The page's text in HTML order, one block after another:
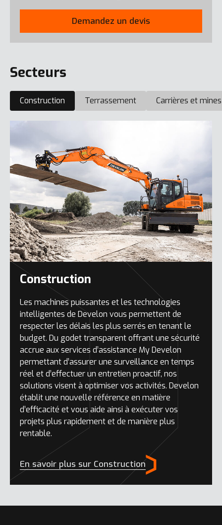
Demandez un devis
Secteurs
Construction Terrassement Carrières et mines
Construction
Les machines puissantes et les technologies
intelligentes de Develon vous permettent de
respecter les délais les plus serrés en tenant le
budget. Du godet transparent offrant une sécurité
accrue aux services d’assistance My Develon
permettant d’assurer une surveillance en temps
réel et d’effectuer un entretien proactif, nos
solutions visent à optimiser vos activités. Develon
établit une nouvelle référence en matière
d’efficacité et vous aide ainsi à exécuter vos
projets plus rapidement et de manière plus
rentable.
En savoir plus sur Construction